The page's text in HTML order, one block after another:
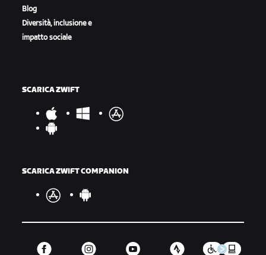
Blog
Diversità, inclusione e
impatto sociale
SCARICA ZWIFT
SCARICA ZWIFT COMPANION